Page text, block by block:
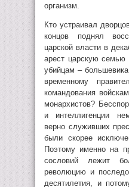
организм.
Кто устраивал
концов поднял
царской власти в
арест царскую
убийцам –
временному
командования
монархистов?
и интеллигенции
верно служивших
были скорее
Поэтому именно на
сословий лежит
революцию и
десятилетия, и